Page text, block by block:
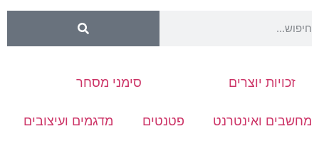
זכויות יוצרים סימני מסחר
מחשבים ואינטרנט פטנטים מדגמים ועיצובים